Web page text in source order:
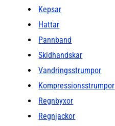
Kepsar
Hattar
Pannband
Skidhandskar
Vandringsstrumpor
Kompressionsstrumpor
Regnbyxor
Regnjackor